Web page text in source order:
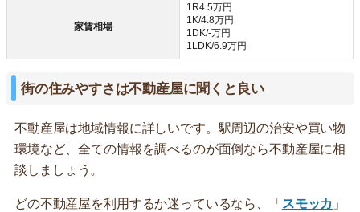
家賃相場
1R4.5万円
1K/4.8万円
1DK/‐万円
1LDK/6.9万円
街の住みやすさは不動産屋に聞くと良い
不動産屋は地域情報に詳しいです。駅周辺の治安や買い物
環境など、全ての情報を調べるのが面倒なら不動産屋に相
談しましょう。
どの不動産屋を利用するか迷っているなら、「 スモッカ 」